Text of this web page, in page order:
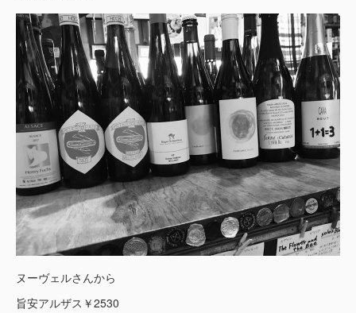
ヌーヴェルさんから
旨安アルザス￥2530